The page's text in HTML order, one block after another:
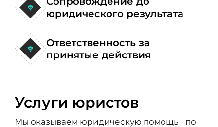
юридического результата
Ответственность за
принятые действия
Услуги юристов
Мы оказываем юридическую помощь по